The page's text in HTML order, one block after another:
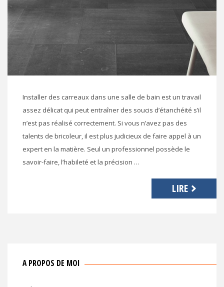
Installer des carreaux dans une salle de bain est un travail
assez délicat qui peut entraîner des soucis d’étanchéité s’il
n’est pas réalisé correctement. Si vous n’avez pas des
talents de bricoleur, il est plus judicieux de faire appel à un
expert en la matière. Seul un professionnel possède le
savoir-faire, l’habileté et la précision …
LIRE
A PROPOS DE MOI